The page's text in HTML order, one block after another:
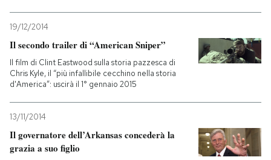
SHOP
CALENDARIO
Entra
19/12/2014
Il secondo trailer di “American Sniper”
Il film di Clint Eastwood sulla storia pazzesca di
Chris Kyle, il “più infallibile cecchino nella storia
d'America”: uscirà il 1° gennaio 2015
13/11/2014
Il governatore dell’Arkansas concederà la
grazia a suo figlio